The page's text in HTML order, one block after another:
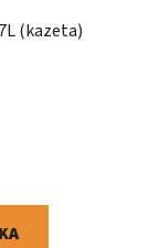
(kazeta)